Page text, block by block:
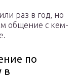
раз в год, но
общение с кем-
по
в